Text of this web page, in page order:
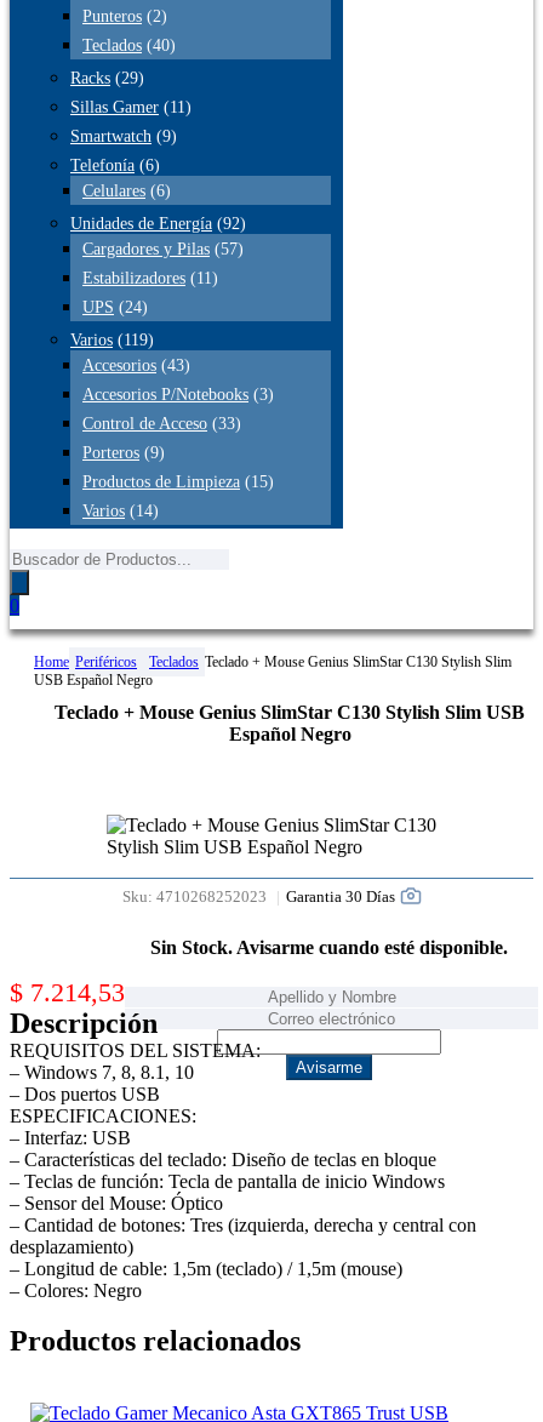
Punteros (2)
Teclados (40)
Racks (29)
Sillas Gamer (11)
Smartwatch (9)
Telefonía (6)
Celulares (6)
Unidades de Energía (92)
Cargadores y Pilas (57)
Estabilizadores (11)
UPS (24)
Varios (119)
Accesorios (43)
Accesorios P/Notebooks (3)
Control de Acceso (33)
Porteros (9)
Productos de Limpieza (15)
Varios (14)
Búsqueda
de
productos
0
Home Periféricos Teclados Teclado + Mouse Genius SlimStar C130 Stylish Slim
USB Español Negro
Teclado + Mouse Genius SlimStar C130 Stylish Slim USB
Español Negro
Sku: 4710268252023 Garantia 30 Días
$ 7.214,53
Sin Stock. Avisarme cuando esté disponible.
Avisarme
Descripción
REQUISITOS DEL SISTEMA:
– Windows 7, 8, 8.1, 10
– Dos puertos USB
ESPECIFICACIONES:
– Interfaz: USB
– Características del teclado: Diseño de teclas en bloque
– Teclas de función: Tecla de pantalla de inicio Windows
– Sensor del Mouse: Óptico
– Cantidad de botones: Tres (izquierda, derecha y central con
desplazamiento)
– Longitud de cable: 1,5m (teclado) / 1,5m (mouse)
– Colores: Negro
Productos relacionados